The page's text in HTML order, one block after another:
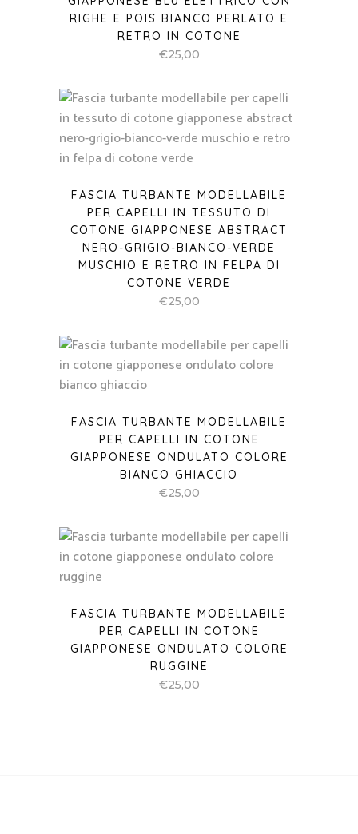
RIGHE E POIS BIANCO PERLATO E
RETRO IN COTONE
€25,00
FASCIA TURBANTE MODELLABILE
PER CAPELLI IN TESSUTO DI
COTONE GIAPPONESE ABSTRACT
NERO-GRIGIO-BIANCO-VERDE
MUSCHIO E RETRO IN FELPA DI
COTONE VERDE
€25,00
FASCIA TURBANTE MODELLABILE
PER CAPELLI IN COTONE
GIAPPONESE ONDULATO COLORE
BIANCO GHIACCIO
€25,00
FASCIA TURBANTE MODELLABILE
PER CAPELLI IN COTONE
GIAPPONESE ONDULATO COLORE
RUGGINE
€25,00